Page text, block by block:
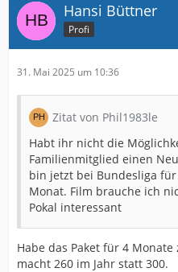
Hansi Büttner
Profi
31. Mai 2025 um 10:36
Zitat von Phil1983le
Habt ihr nicht die
Familienmitglied einen
bin jetzt bei Bundesliga für
Monat. Film brauche ich
Pokal interessant
Habe das Paket für 4
macht 260 im Jahr statt 300.